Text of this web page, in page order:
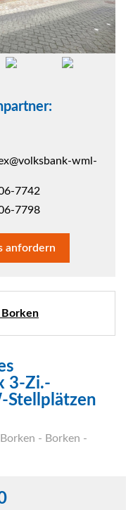
wml-
7742
7798
anfordern
Borken
3-Zi.-
Stellplätzen
- Borken -